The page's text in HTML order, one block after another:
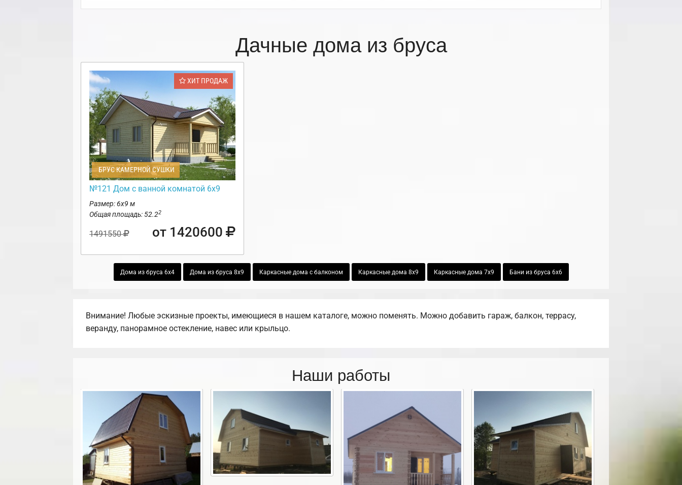
Дачные дома из бруса
ХИТ ПРОДАЖ
БРУС КАМЕРНОЙ СУШКИ
№121 Дом с ванной комнатой 6х9
Размер: 6х9 м
Общая площадь: 52.22
1491550 от 1420600
Дома из бруса 6х4 Дома из бруса 8х9 Каркасные дома с балконом Каркасные дома 8х9 Каркасные дома 7х9 Бани из бруса 6х6
Внимание! Любые эскизные проекты, имеющиеся в нашем каталоге, можно поменять. Можно добавить гараж, балкон, террасу,
веранду, панорамное остекление, навес или крыльцо.
Наши работы